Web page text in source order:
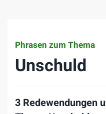
Phrasen zum Thema
Unschuld
3 Redewendungen